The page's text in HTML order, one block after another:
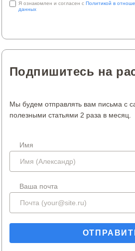
Я ознакомлен и согласен с Политикой в
данных
Подпишитесь на
Мы будем отправлять вам письма с
полезными статьями 2 раза в месяц.
Имя
Ваша почта